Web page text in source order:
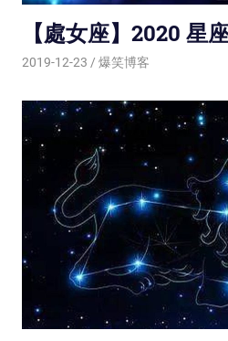
【處女座】2020 星
2019-12-23 爆笑博客